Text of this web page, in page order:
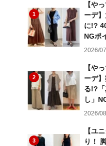
1
【や
ーデ
に!?
NGポ
2026/
2
【や
ーデ
る!?
し」
2026/
3
【ユ
り！